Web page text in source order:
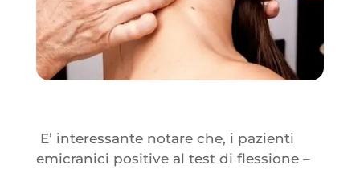
E’ interessante notare che, i pazienti
emicranici positive al test di flessione –